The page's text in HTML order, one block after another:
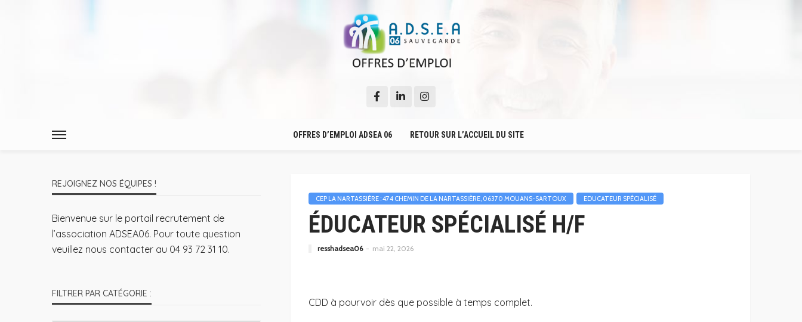
OFFRES D’EMPLOI ADSEA 06 RETOUR SUR L’ACCUEIL DU SITE
CEP LA NARTASSIÈRE : 474 CHEMIN DE LA NARTASSIÈRE, 06370 MOUANS-SARTOUX EDUCATEUR SPÉCIALISÉ
ÉDUCATEUR SPÉCIALISÉ H/F
resshadsea06 mai 22, 2026
CDD à pourvoir dès que possible à temps complet.
REJOIGNEZ NOS ÉQUIPES !
Bienvenue sur le portail recrutement de
l’association ADSEA06. Pour toute question
veuillez nous contacter au 04 93 72 31 10.
FILTRER PAR CATÉGORIE :